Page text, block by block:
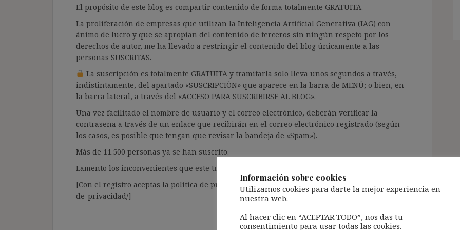
El propósito de este blog es compartir contenido de forma totalmente GRATUITA.
La proliferación de empresas que utilizan la Inteligencia Artificial Generativa (IAG) con
ánimo de lucro y que se apropian del contenido de terceros sin ningún respeto por los
derechos de autor, me ha llevado a restringir el contenido del blog únicamente a las
personas SUSCRITAS.
La suscripción es totalmente GRATUITA y tramitarla solo lleva unos segundos a través,
indistintamente, del apartado «SUSCRIPCIÓN» que aparece en la barra de MENÚ; o bien, en
la barra lateral, a través del «ACCESO PARA SUSCRIBIRSE AL BLOG».
Una vez facilitado el nombre de usuario y el correo electrónico, deberán verificar la
contraseña a través de un enlace que recibirán en el correo electrónico registrado (según
los casos, es posible que tengan que revisar la bandeja de «Spam»).
Más de 11.500 personas ya se han suscrito.
Lamento los inconvenientes que este trámite pueda causar.
[Con el registro aceptas la política de privacidad del blog: https://ignasibeltran.com/politica-
de-privacidad/]
Información sobre cookies
Utilizamos cookies para darte la mejor experiencia en
nuestra web.
Al hacer clic en “ACEPTAR TODO”, nos das tu
consentimiento para usar todas las cookies.